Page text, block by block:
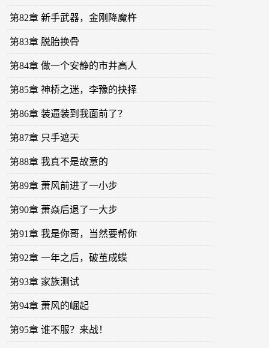
第82章 新手武器，金刚降魔杵
第83章 脱胎换骨
第84章 做一个安静的市井高人
第85章 神桥之迷，李豫的抉择
第86章 装逼装到我面前了？
第87章 只手遮天
第88章 我真不是故意的
第89章 萧风前进了一小步
第90章 萧焱后退了一大步
第91章 我是你哥，当然要帮你
第92章 一年之后，破茧成蝶
第93章 家族测试
第94章 萧风的崛起
第95章 谁不服？来战！